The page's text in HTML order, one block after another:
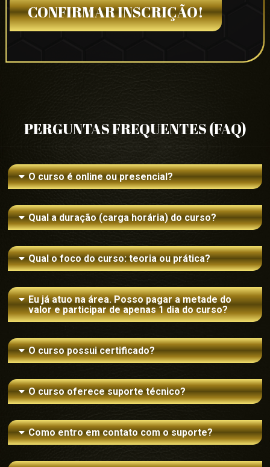
CONFIRMAR INSCRIÇÃO!
PERGUNTAS FREQUENTES (FAQ)
O curso é online ou presencial?
Qual a duração (carga horária) do curso?
Qual o foco do curso: teoria ou prática?
Eu já atuo na área. Posso pagar a metade do
valor e participar de apenas 1 dia do curso?
O curso possui certificado?
O curso oferece suporte técnico?
Como entro em contato com o suporte?